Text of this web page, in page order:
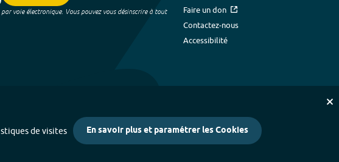
voie électronique. Vous pouvez vous désinscrire à tout
Faire un don
Contactez-nous
Accessibilité
de visites En savoir plus et paramétrer les Cookies